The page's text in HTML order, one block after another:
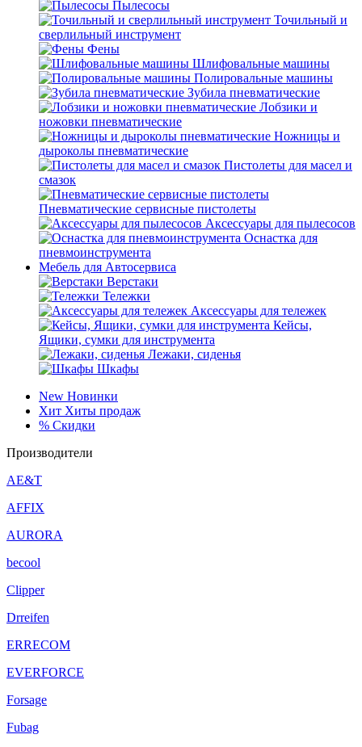
Пылесосы
Точильный и
сверлильный инструмент
Фены
Шлифовальные машины
Полировальные машины
Зубила пневматические
Лобзики и
ножовки пневматические
Ножницы и
дыроколы пневматические
Пистолеты для масел и
смазок
Пневматические сервисные пистолеты
Аксессуары для пылесосов
Оснастка для
пневмоинструмента
Мебель для Автосервиса
Верстаки
Тележки
Аксессуары для тележек
Кейсы,
Ящики, сумки для инструмента
Лежаки, сиденья
Шкафы
New Новинки
Хит Хиты продаж
% Скидки
Производители
AE&T
AFFIX
AURORA
becool
Clipper
Drreifen
ERRECOM
EVERFORCE
Forsage
Fubag